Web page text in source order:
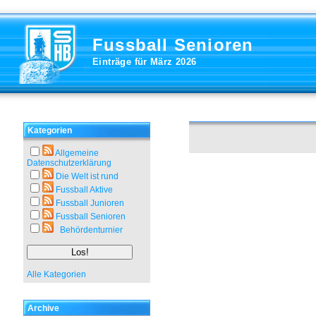
Fussball Senioren
Einträge für März 2026
Kategorien
Allgemeine
Datenschutzerklärung
Die Welt ist rund
Fussball Aktive
Fussball Junioren
Fussball Senioren
Behördenturnier
Alle Kategorien
Archive